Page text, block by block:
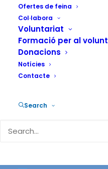
Ofertes de feina
Col·labora
Voluntariat
Formació per al
Donacions
Notícies
Contacte
Search
Els tres
Gènere
”
Comunitat
“Adiccions,